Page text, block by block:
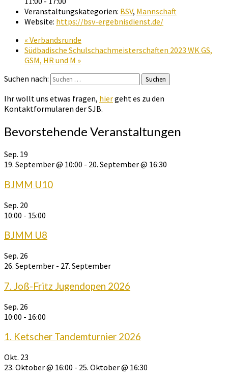
Veranstaltungskategorien: BSV, Mannschaft
Website: https://bsv-ergebnisdienst.de/
« Verbandsrunde
Südbadische Schulschachmeisterschaften 2023 WK GS,
GSM, HR und M »
Suchen nach:
Suchen
Ihr wollt uns etwas fragen, hiergeht es zu den
Kontaktformularen der SJB.
Bevorstehende Veranstaltungen
Sep. 19
19. September @ 10:00 - 20. September @ 16:30
BJMM U10
Sep. 20
10:00 - 15:00
BJMM U8
Sep. 26
26. September - 27. September
7. Joß-Fritz Jugendopen 2026
Sep. 26
10:00 - 16:00
1. Ketscher Tandemturnier 2026
Okt. 23
23. Oktober @ 16:00 - 25. Oktober @ 16:30